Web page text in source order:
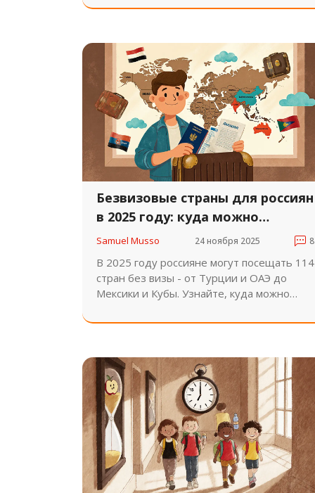
любой стране мира.
Безвизовые страны для россиян
в 2025 году: куда можно
поехать без визы
Samuel Musso 24 ноября 2025 8
В 2025 году россияне могут посещать 114
стран без визы - от Турции и ОАЭ до
Мексики и Кубы. Узнайте, куда можно
нужны и как избежать ошибок при